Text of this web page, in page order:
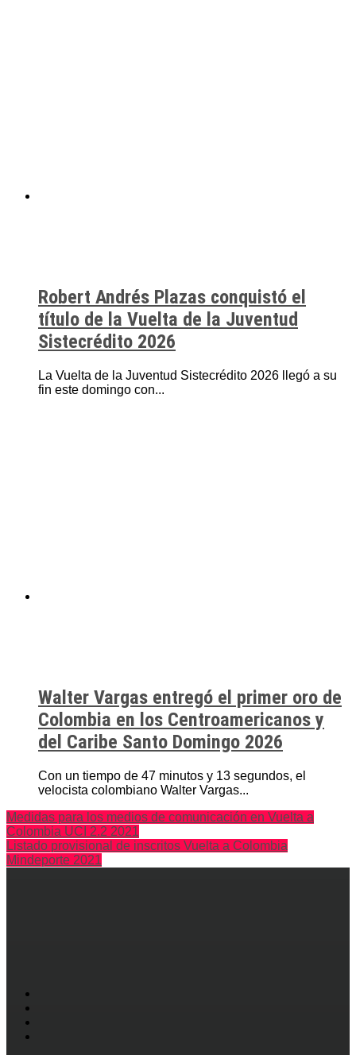
Robert Andrés Plazas conquistó el
título de la Vuelta de la Juventud
Sistecrédito 2026
La Vuelta de la Juventud Sistecrédito 2026 llegó a su
fin este domingo con...
Walter Vargas entregó el primer oro de
Colombia en los Centroamericanos y
del Caribe Santo Domingo 2026
Con un tiempo de 47 minutos y 13 segundos, el
velocista colombiano Walter Vargas...
Medidas para los medios de comunicación en Vuelta a
Colombia UCI 2.2 2021
Listado provisional de inscritos Vuelta a Colombia
Mindeporte 2021